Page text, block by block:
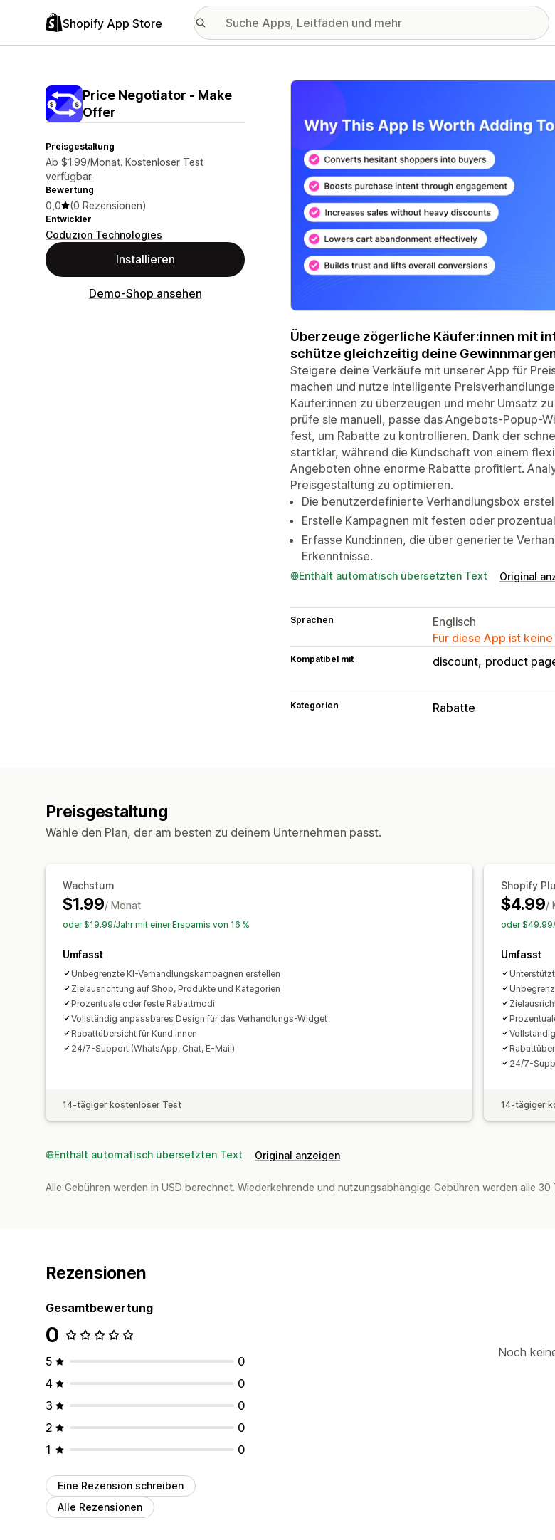
Shopify App Store
Price Negotiator ‑ Make
Offer
Preisgestaltung
Ab $1.99/Monat. Kostenloser Test
verfügbar.
Bewertung
0,0 (0 Rezensionen)
Entwickler
Coduzion Technologies
Installieren
Demo-Shop ansehen
Vorgestellte Bildergalerie
Überzeuge zögerliche Käufer:innen mit
schütze gleichzeitig deine
Steigere deine Verkäufe mit unserer App für
machen und nutze intelligente
Käufer:innen zu überzeugen und mehr Umsatz
prüfe sie manuell, passe das Angebots-Popup-
fest, um Rabatte zu kontrollieren. Dank der
startklar, während die Kundschaft von einem
Angeboten ohne enorme Rabatte profitiert.
Preisgestaltung zu optimieren.
Die benutzerdefinierte Verhandlungsbox
Erstelle Kampagnen mit festen oder
Erfasse Kund:innen, die über generierte
Erkenntnisse.
Enthält automatisch übersetzten Text Original
Sprachen
Englisch
Für diese App ist
Kompatibel mit discount product
Kategorien Rabatte
Kampagnen
Preisgestaltung
Wähle den Plan, der am besten zu deinem Unternehmen passt.
Wachstum
$1.99/ Monat
oder $19.99/Jahr mit einer Ersparnis von 16 %
Umfasst
Unbegrenzte KI-Verhandlungskampagnen erstellen
Zielausrichtung auf Shop, Produkte und Kategorien
Prozentuale oder feste Rabattmodi
Vollständig anpassbares Design für das Verhandlungs-Widget
Rabattübersicht für Kund:innen
24/7-Support (WhatsApp, Chat, E-Mail)
14-tägiger kostenloser Test
Shopify
$4.99/
oder $49.99/
Umfasst
24/7-
14-tägiger
Enthält automatisch übersetzten Text Original anzeigen
Alle Gebühren werden in USD berechnet. Wiederkehrende und nutzungsabhängige Gebühren werden alle 30
Rezensionen
Gesamtbewertung
0
5
0
4
0
3
0
2
0
1
0
Eine Rezension schreiben
Alle Rezensionen
Noch